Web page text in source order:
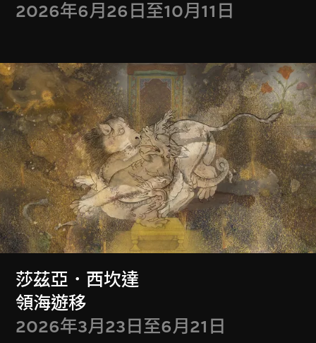
2026年6月26日至10月11日
莎茲亞．西坎達
領海遊移
2026年3月23日至6月21日
邵志飛
可讀城市 香港
2024年7月19日至
10月27日
楊福東
雍雀
2024年3月22日至6
月27日